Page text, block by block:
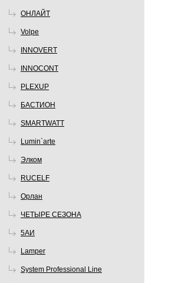
ОНЛАЙТ
Volpe
INNOVERT
INNOCONT
PLEXUP
БАСТИОН
SMARTWATT
Lumin`arte
Элком
RUCELF
Орлан
ЧЕТЫРЕ СЕЗОНА
5АИ
Lamper
System Professional Line